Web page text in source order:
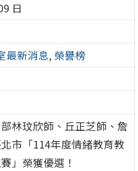
日
最新消息, 榮譽榜
林玟欣師、丘正芝師、詹
市「114年度情緒教育教
」榮獲優選！